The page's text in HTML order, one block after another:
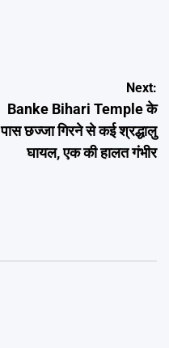
Next:
Banke Bihari Temple के
पास छज्जा गिरने से कई श्रद्धालु
घायल, एक की हालत गंभीर